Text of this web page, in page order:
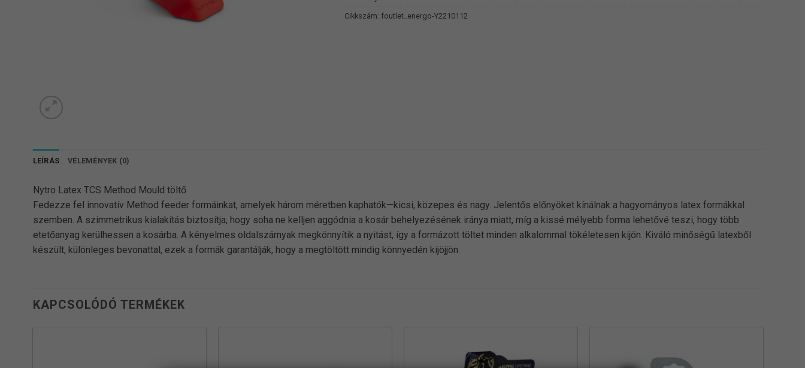
Cikkszám: foutlet_energo-Y2210112
LEÍRÁS VÉLEMÉNYEK (0)
Nytro Latex TCS Method Mould töltő
Fedezze fel innovatív Method feeder formáinkat, amelyek három méretben kaphatók—kicsi, közepes és nagy. Jelentős előnyöket kínálnak a hagyományos latex formákkal
szemben. A szimmetrikus kialakítás biztosítja, hogy soha ne kelljen aggódnia a kosár behelyezésének iránya miatt, míg a kissé mélyebb forma lehetővé teszi, hogy több
etetőanyag kerülhessen a kosárba. A kényelmes oldalszárnyak megkönnyítik a nyitást, így a formázott töltet minden alkalommal tökéletesen kijön. Kiváló minőségű latexből
készült, különleges bevonattal, ezek a formák garantálják, hogy a megtöltött mindig könnyedén kijöjjön.
KAPCSOLÓDÓ TERMÉKEK